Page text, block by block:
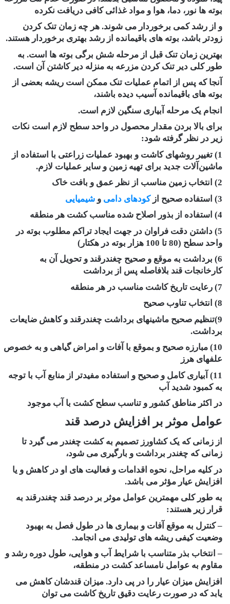
بوته ها نور، دما، هوا و مواد غذائی کافی دریافت نکرده
و از رشد کمی برخوردار می شوند. هر چه زمان تنک کردن
زودتر باشد، بوته های باقیمانده از رشد بهتری برخوردار هستند.
بهترین زمان تنک قبل از مرحله شش برگی بوته ها است. به
طور کلی دیر تنک کردن مزرعه به منزله دیر کاشتن آن است.
آنجا که پس از اتمام عملیات تنک ممکن است ریشه بعضی از
بوته های باقیمانده آسیب دیده باشند،
انجام یک مرحله آبیاری سنگین لازم است.
برای بالا بردن مقدار محصول در واحد سطح لازم است نکات
زیر در نظر گرفته شود:
1) تغییر روشهای کاشت و بهبود عملیات زراعتی با استفاده از
ماشین‌آلات جدید برای تهیه زمین و سایر عملیات لازم.
2) ‌انتخاب زمین مناسب از نظر عمق و بافت خاک
3) استفاده صحیح از
کودهای دامی و شیمیایی
4) استفاده از بذور اصلاح شده مناسب کشت هر منطقه
5) داشتن دقت فراوان در جهت ایجاد تراکم مطلوب بوته در
واحد سطح (80 تا 100 هزار بوته در هکتار)
6) برداشت به موقع و صحیح چغندرقند و تحویل آن به
کارخانجات قند بلافاصله پس از برداشت
7) رعایت تاریخ کاشت مناسب در هر منطقه
8) انتخاب تناوب صحیح
9)تنظیم صحیح ماشینهای برداشت چغندرقند و کاهش ضایعات
برداشت.
10) مبارزه صحیح و بموقع با آفات و امراض گیاهی و به خصوص
علفهای هرز
11) آبیاری کامل و صحیح و استفاده مفیدتر از منابع آب با توجه
به کمبود شدید آب
در اکثر مناطق کشور و ‌تناسب سطح کشت با آب موجود
عوامل موثر بر افزایش درصد قند
از زمانی که یک کشاورز تصمیم به کشت چغندر می گیرد تا
زمانی که چغندر برداشت و بارگیری می شود،
در کلیه مراحل، نحوه اقدامات و فعالیت های او در کاهش و یا
افزایش عیار مؤثر می باشد.
به طور کلی مهمترین عوامل موثر بر درصد قند چغندرقند به
قرار زیر هستند:
– کنترل به موقع آفات و بیماری ها در طول فصل به بهبود
وضعیت کیفی ریشه های تولیدی می انجامد.
– انتخاب بذر متناسب با شرایط آب و هوایی، طول دوره رشد و
مقاوم به عوامل نامساعد کشت در منطقه،
افزایش میزان عیار را در پی دارد. میزان قندشان کاهش می
یابد که در صورت رعایت دقیق تاریخ کاشت می توان